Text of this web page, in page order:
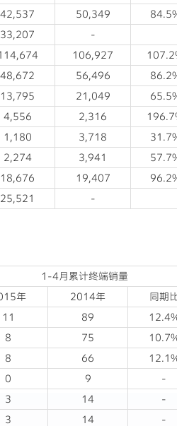
42,537 50,349
33,207 -
106,927
48,672 56,496
13,795 21,049
4,556 2,316
1,180 3,718
2,274 3,941
18,676 19,407
25,521 -
1-4月累计终端销量
年 2014年
同期
11 89
8 75
8 66
0 9
-
3 14
-
3 14 -